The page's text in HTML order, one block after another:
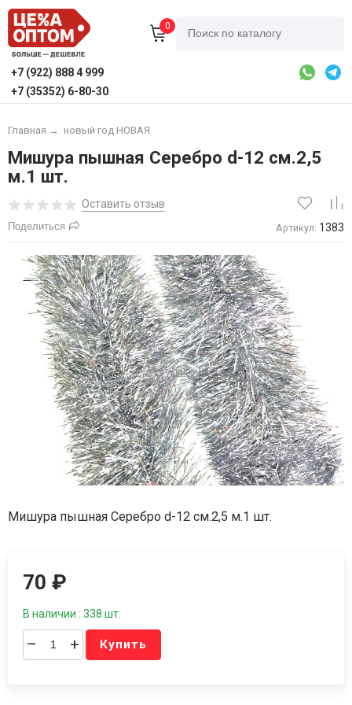
0
+7 (922) 888 4 999
+7 (35352) 6-80-30
Главная → новый год НОВАЯ
Мишура пышная Серебро d-12 см.2,5
м.1 шт.
Оставить отзыв
Поделиться Артикул: 1383
Мишура пышная Серебро d-12 см.2,5 м.1 шт.
70₽
В наличии : 338 шт.
– + Купить